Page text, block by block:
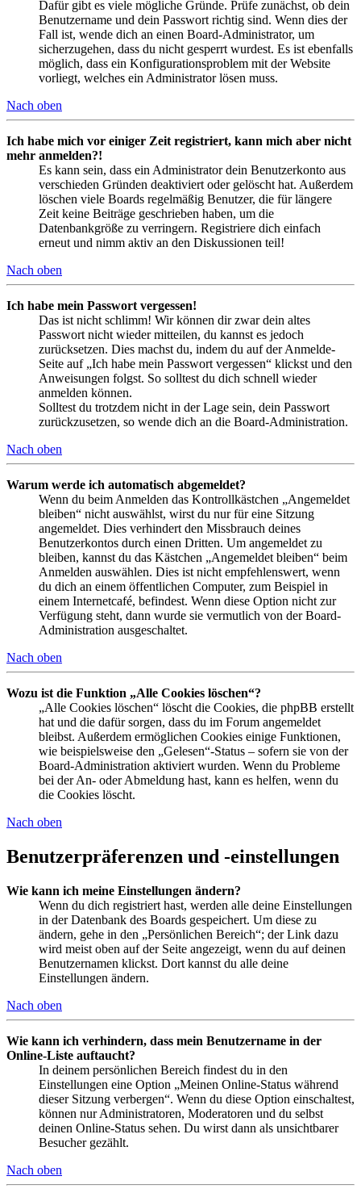
Dafür gibt es viele mögliche Gründe. Prüfe zunächst, ob dein
Benutzername und dein Passwort richtig sind. Wenn dies der
Fall ist, wende dich an einen Board-Administrator, um
sicherzugehen, dass du nicht gesperrt wurdest. Es ist ebenfalls
möglich, dass ein Konfigurationsproblem mit der Website
vorliegt, welches ein Administrator lösen muss.
Nach oben
Ich habe mich vor einiger Zeit registriert, kann mich aber nicht
mehr anmelden?!
Es kann sein, dass ein Administrator dein Benutzerkonto aus
verschieden Gründen deaktiviert oder gelöscht hat. Außerdem
löschen viele Boards regelmäßig Benutzer, die für längere
Zeit keine Beiträge geschrieben haben, um die
Datenbankgröße zu verringern. Registriere dich einfach
erneut und nimm aktiv an den Diskussionen teil!
Nach oben
Ich habe mein Passwort vergessen!
Das ist nicht schlimm! Wir können dir zwar dein altes
Passwort nicht wieder mitteilen, du kannst es jedoch
zurücksetzen. Dies machst du, indem du auf der Anmelde-
Seite auf „Ich habe mein Passwort vergessen“ klickst und den
Anweisungen folgst. So solltest du dich schnell wieder
anmelden können.
Solltest du trotzdem nicht in der Lage sein, dein Passwort
zurückzusetzen, so wende dich an die Board-Administration.
Nach oben
Warum werde ich automatisch abgemeldet?
Wenn du beim Anmelden das Kontrollkästchen „Angemeldet
bleiben“ nicht auswählst, wirst du nur für eine Sitzung
angemeldet. Dies verhindert den Missbrauch deines
Benutzerkontos durch einen Dritten. Um angemeldet zu
bleiben, kannst du das Kästchen „Angemeldet bleiben“ beim
Anmelden auswählen. Dies ist nicht empfehlenswert, wenn
du dich an einem öffentlichen Computer, zum Beispiel in
einem Internetcafé, befindest. Wenn diese Option nicht zur
Verfügung steht, dann wurde sie vermutlich von der Board-
Administration ausgeschaltet.
Nach oben
Wozu ist die Funktion „Alle Cookies löschen“?
„Alle Cookies löschen“ löscht die Cookies, die phpBB erstellt
hat und die dafür sorgen, dass du im Forum angemeldet
bleibst. Außerdem ermöglichen Cookies einige Funktionen,
wie beispielsweise den „Gelesen“-Status – sofern sie von der
Board-Administration aktiviert wurden. Wenn du Probleme
bei der An- oder Abmeldung hast, kann es helfen, wenn du
die Cookies löscht.
Nach oben
Benutzerpräferenzen und -einstellungen
Wie kann ich meine Einstellungen ändern?
Wenn du dich registriert hast, werden alle deine Einstellungen
in der Datenbank des Boards gespeichert. Um diese zu
ändern, gehe in den „Persönlichen Bereich“; der Link dazu
wird meist oben auf der Seite angezeigt, wenn du auf deinen
Benutzernamen klickst. Dort kannst du alle deine
Einstellungen ändern.
Nach oben
Wie kann ich verhindern, dass mein Benutzername in der
Online-Liste auftaucht?
In deinem persönlichen Bereich findest du in den
Einstellungen eine Option „Meinen Online-Status während
dieser Sitzung verbergen“. Wenn du diese Option einschaltest,
können nur Administratoren, Moderatoren und du selbst
deinen Online-Status sehen. Du wirst dann als unsichtbarer
Besucher gezählt.
Nach oben